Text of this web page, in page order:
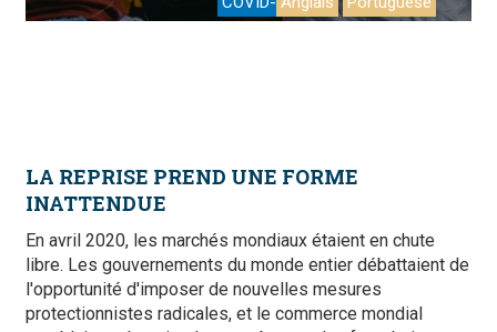
LA REPRISE PREND UNE FORME
INATTENDUE
En avril 2020, les marchés mondiaux étaient en chute
libre. Les gouvernements du monde entier débattaient de
l'opportunité d'imposer de nouvelles mesures
protectionnistes radicales, et le commerce mondial